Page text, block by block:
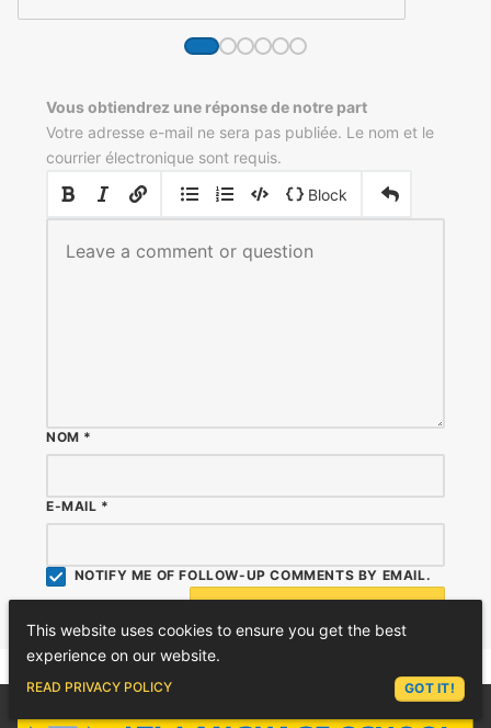
Vous obtiendrez une réponse de notre part
Votre adresse e-mail ne sera pas publiée. Le nom et le
courrier électronique sont requis.
Block
NOTIFY ME OF FOLLOW-UP COMMENTS BY EMAIL.
NOM *
E-MAIL *
This website uses cookies to ensure you get the best
experience on our website.
READ PRIVACY POLICY GOT IT!
ASK LEX